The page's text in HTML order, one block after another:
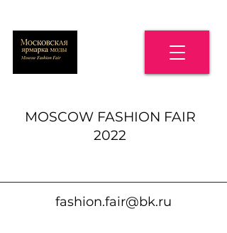
MOSCOW FASHION FAIR
2022
fashion.fair@bk.ru